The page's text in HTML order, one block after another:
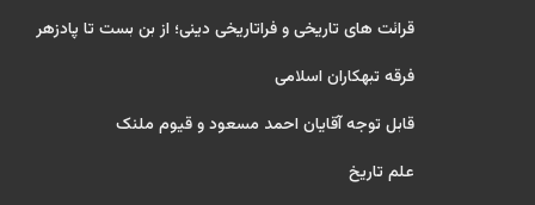
قرائت های تاریخی و فراتاریخی دینی؛ از بن بست تا پادزهر
فرقه تبهکاران اسلامی
قابل توجه آقایان احمد مسعود و قیوم ملنک
علم تاریخ